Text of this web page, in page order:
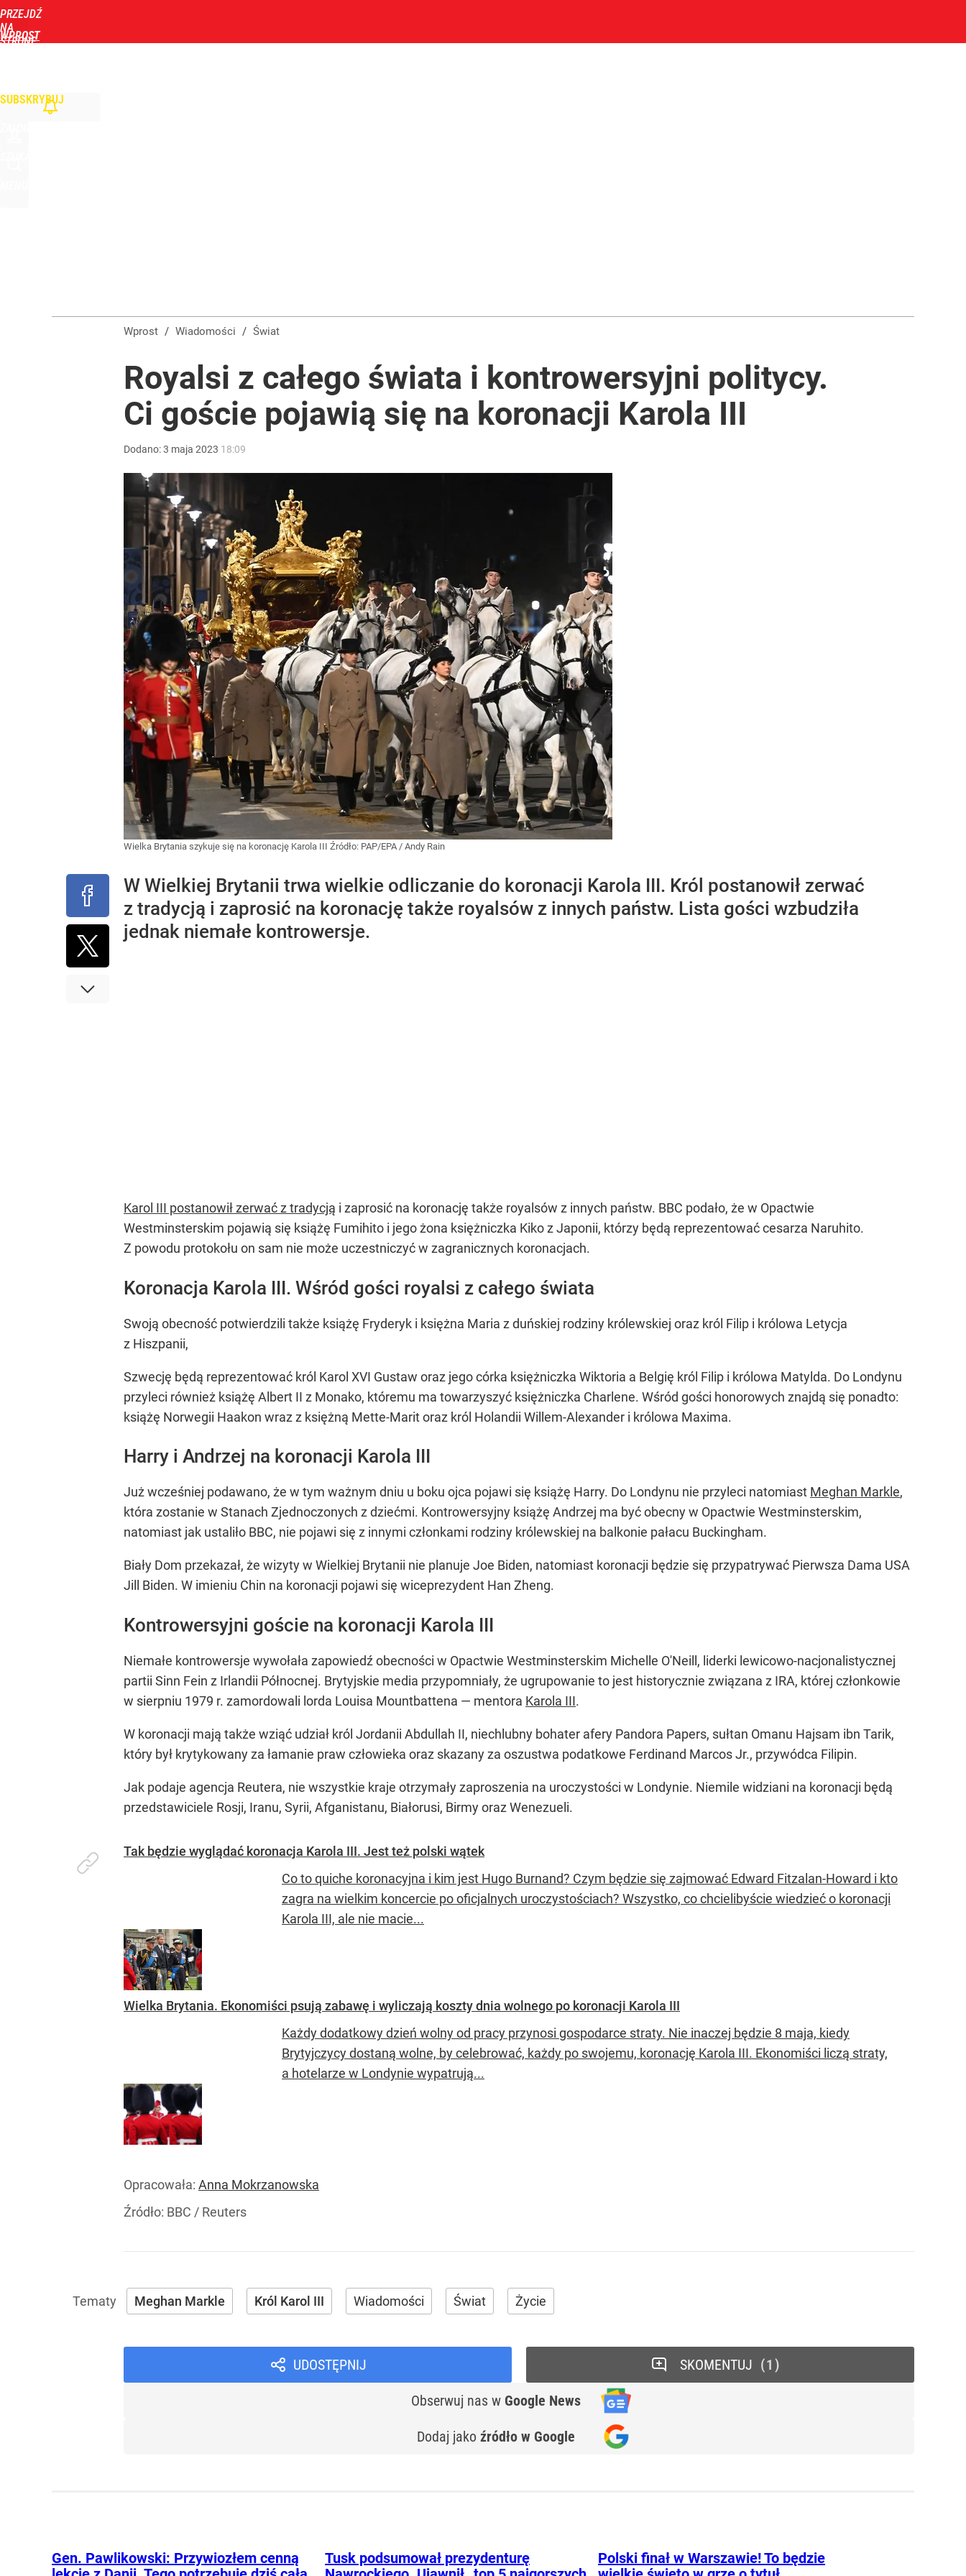
PRZEJDŹ
NA
STRONĘ
WPROST
SUBSKRYBUJ
Wprost / Wiadomości / Świat
Royalsi z całego świata i kontrowersyjni politycy.
Ci goście pojawią się na koronacji Karola III
Dodano:3 maja 2023 18:09
Wielka Brytania szykuje się na koronację Karola III Źródło: PAP/EPA / Andy Rain
W Wielkiej Brytanii trwa wielkie odliczanie do koronacji Karola III. Król postanowił zerwać
z tradycją i zaprosić na koronację także royalsów z innych państw. Lista gości wzbudziła
jednak niemałe kontrowersje.
Karol III postanowił zerwać z tradycją i zaprosić na koronację także royalsów z innych państw. BBC podało, że w Opactwie
Westminsterskim pojawią się książę Fumihito i jego żona księżniczka Kiko z Japonii, którzy będą reprezentować cesarza Naruhito.
Z powodu protokołu on sam nie może uczestniczyć w zagranicznych koronacjach.
Koronacja Karola III. Wśród gości royalsi z całego świata
Swoją obecność potwierdzili także książę Fryderyk i księżna Maria z duńskiej rodziny królewskiej oraz król Filip i królowa Letycja
z Hiszpanii,
Szwecję będą reprezentować król Karol XVI Gustaw oraz jego córka księżniczka Wiktoria a Belgię król Filip i królowa Matylda. Do Londynu
przyleci również książę Albert II z Monako, któremu ma towarzyszyć księżniczka Charlene. Wśród gości honorowych znajdą się ponadto:
książę Norwegii Haakon wraz z księżną Mette-Marit oraz król Holandii Willem-Alexander i królowa Maxima.
Harry i Andrzej na koronacji Karola III
Już wcześniej podawano, że w tym ważnym dniu u boku ojca pojawi się książę Harry. Do Londynu nie przyleci natomiast Meghan Markle,
która zostanie w Stanach Zjednoczonych z dziećmi. Kontrowersyjny książę Andrzej ma być obecny w Opactwie Westminsterskim,
natomiast jak ustaliło BBC, nie pojawi się z innymi członkami rodziny królewskiej na balkonie pałacu Buckingham.
Biały Dom przekazał, że wizyty w Wielkiej Brytanii nie planuje Joe Biden, natomiast koronacji będzie się przypatrywać Pierwsza Dama USA
Jill Biden. W imieniu Chin na koronacji pojawi się wiceprezydent Han Zheng.
Kontrowersyjni goście na koronacji Karola III
Niemałe kontrowersje wywołała zapowiedź obecności w Opactwie Westminsterskim Michelle O'Neill, liderki lewicowo-nacjonalistycznej
partii Sinn Fein z Irlandii Północnej. Brytyjskie media przypomniały, że ugrupowanie to jest historycznie związana z IRA, której członkowie
w sierpniu 1979 r. zamordowali lorda Louisa Mountbattena — mentora Karola III.
W koronacji mają także wziąć udział król Jordanii Abdullah II, niechlubny bohater afery Pandora Papers, sułtan Omanu Hajsam ibn Tarik,
który był krytykowany za łamanie praw człowieka oraz skazany za oszustwa podatkowe Ferdinand Marcos Jr., przywódca Filipin.
Jak podaje agencja Reutera, nie wszystkie kraje otrzymały zaproszenia na uroczystości w Londynie. Niemile widziani na koronacji będą
przedstawiciele Rosji, Iranu, Syrii, Afganistanu, Białorusi, Birmy oraz Wenezueli.
Tak będzie wyglądać koronacja Karola III. Jest też polski wątek
Co to quiche koronacyjna i kim jest Hugo Burnand? Czym będzie się zajmować Edward Fitzalan-Howard i kto
zagra na wielkim koncercie po oficjalnych uroczystościach? Wszystko, co chcielibyście wiedzieć o koronacji
Karola III, ale nie macie...
Wielka Brytania. Ekonomiści psują zabawę i wyliczają koszty dnia wolnego po koronacji Karola III
Każdy dodatkowy dzień wolny od pracy przynosi gospodarce straty. Nie inaczej będzie 8 maja, kiedy
Brytyjczycy dostaną wolne, by celebrować, każdy po swojemu, koronację Karola III. Ekonomiści liczą straty,
a hotelarze w Londynie wypatrują...
Opracowała: Anna Mokrzanowska
Źródło: BBC / Reuters
Meghan Markle Król Karol III Wiadomości Świat Życie
UDOSTĘPNIJ
Obserwuj nas w Google News
Dodaj jako źródło w Google
SKOMENTUJ 1
Gen. Pawlikowski: Przywiozłem cenną
Tusk podsumował prezydenturę
Polski finał w Warszawie! To będzie